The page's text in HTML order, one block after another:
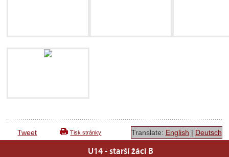
Tweet Tisk stránky Translate: English | Deutsch
U14 - starší žáci B